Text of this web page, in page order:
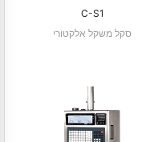
C-S1
סקל משקל אלקטורי